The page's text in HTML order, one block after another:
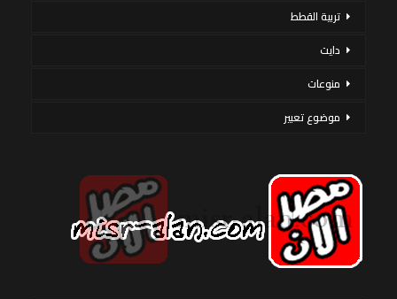
تربية القطط
دايت
منوعات
موضوع تعبير